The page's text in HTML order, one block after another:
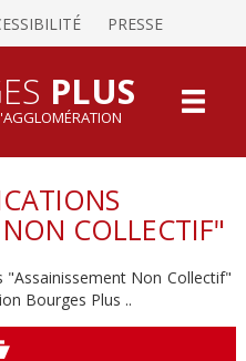
PRESSE
PLUS
COLLECTIF"
Non Collectif"
Bourges Plus ..